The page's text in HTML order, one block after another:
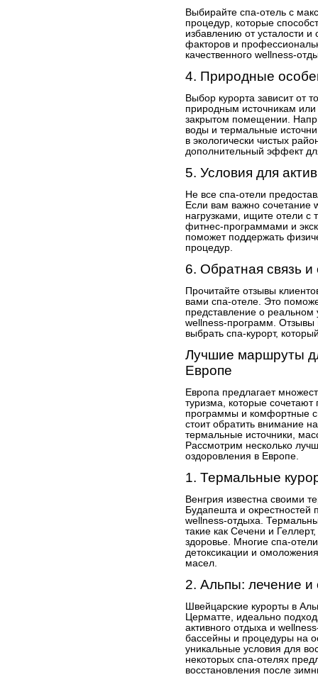
Выбирайте спа-отель с
процедур, которые
избавлению от усталости
факторов и
качественного wellness-
4. Природные
Выбор курорта зависит от
природным источникам
закрытом помещении.
воды и термальные
в экологически чистых
дополнительный эффект
5. Условия для
Не все спа-отели
Если вам важно сочетание
нагрузками, ищите отели
фитнес-программами и
поможет поддержать
процедур.
6. Обратная связь
Прочитайте отзывы
вами спа-отеле. Это
представление о
wellness-программ. Отзывы
выбрать спа-курорт,
Лучшие маршруты
Европе
Европа предлагает
туризма, которые сочетают
программы и комфортные
стоит обратить внимание
термальные источники,
Рассмотрим несколько
оздоровления в Европе.
1. Термальные
Венгрия известна своими
Будапешта и
wellness-отдыха.
такие как Сечени и
здоровье. Многие спа-
детоксикации и
масел.
2. Альпы: лечение
Швейцарские курорты в
Церматте, идеально
активного отдыха и
бассейны и процедуры на
уникальные условия для
некоторых спа-отелях
восстановления после